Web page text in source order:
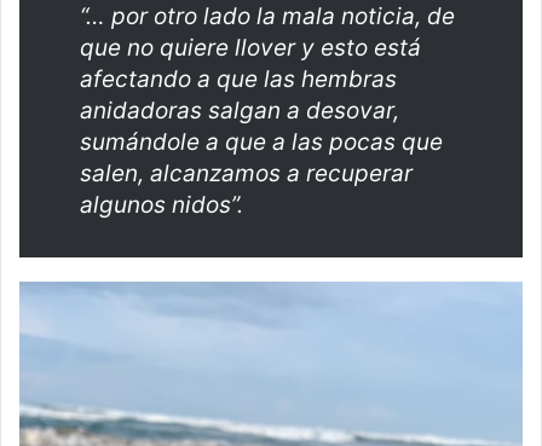
“… por otro lado la mala noticia, de
que no quiere llover y esto está
afectando a que las hembras
anidadoras salgan a desovar,
sumándole a que a las pocas que
salen, alcanzamos a recuperar
algunos nidos”.